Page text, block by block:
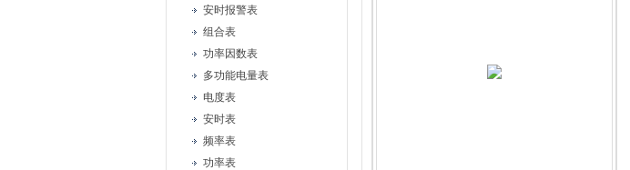
安时报警表
组合表
功率因数表
多功能电量表
电度表
安时表
频率表
功率表